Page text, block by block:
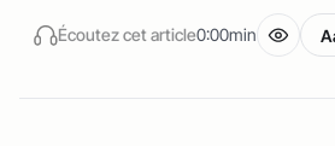
Écoutez cet article0:00min